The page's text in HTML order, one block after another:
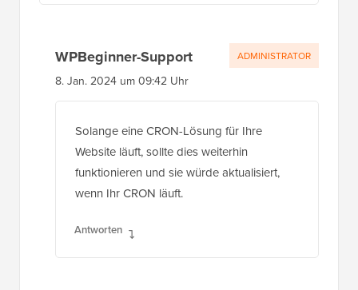
WPBeginner-Support
8. Jan. 2024 um 09:42 Uhr
Solange eine CRON-Lösung für Ihre
Website läuft, sollte dies weiterhin
funktionieren und sie würde aktualisiert,
wenn Ihr CRON läuft.
Antworten
ADMINISTRATOR